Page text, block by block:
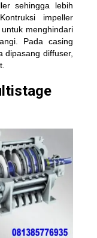
sehingga lebih
impeller
menghindari
Pada casing
dipasang diffuser,